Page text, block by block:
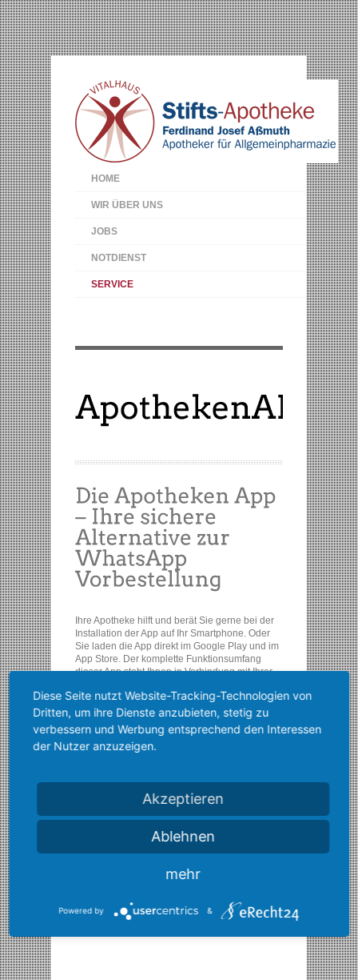
HOME
WIR ÜBER UNS
JOBS
NOTDIENST
SERVICE
Ihre Apotheke hilft und berät Sie gerne bei der
Installation der App auf Ihr Smartphone. Oder
Sie laden die App direkt im Google Play und im
App Store. Der komplette Funktionsumfang
dieser App steht Ihnen in Verbindung mit Ihrer
Diese Seite nutzt Website-Tracking-Technologien von
Dritten, um ihre Dienste anzubieten, stetig zu
verbessern und Werbung entsprechend den Interessen
der Nutzer anzuzeigen.
Akzeptieren
Ablehnen
mehr
Powered by &